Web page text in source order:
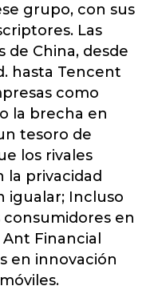
grupo, con sus
Las
de China, desde
hasta Tencent
como
la brecha en
tesoro de
los rivales
la privacidad
igualar; Incluso
consumidores en
Financial
en innovación